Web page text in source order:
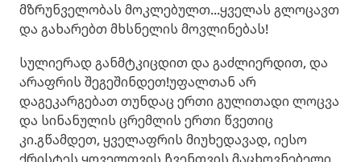
მზრუნველობას მოკლებულთ...ყველას გლოცავთ
და გახარებთ მხსნელის მოვლინებას!
სულიერად განმტკიცდით და გაძლიერდით, და
არაფრის შეგეშინდეთ!უფალთან არ
დაგეკარგებათ თუნდაც ერთი გულითადი ლოცვა
და სინანულის ცრემლის ერთი წვეთიც
კი.გწამდეთ, ყველაფრის მიუხედავად, იესო